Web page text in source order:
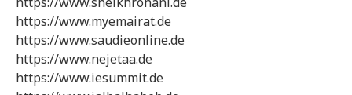
https://www.myemairat.de
https://www.saudieonline.de
https://www.nejetaa.de
https://www.iesummit.de